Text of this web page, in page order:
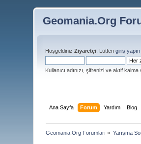
Geomania.Org
HoşgeldinizZiyaretçi . Lütfengiriş yapın
Kullanıcı adınızı, şifrenizi ve aktif
Ana Sayfa Forum Yardım Blog
Geomania.Org Forumları » Yarışma